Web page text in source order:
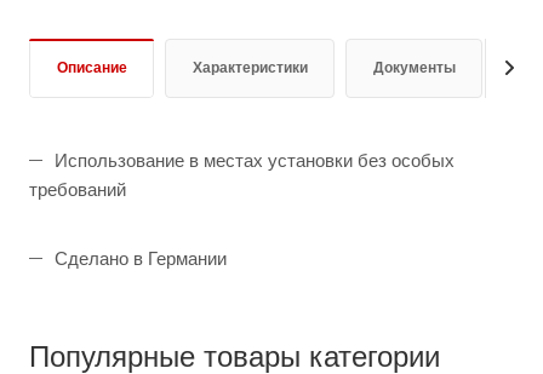
Описание Характеристики Документы
Использование в местах установки без особых
требований
Сделано в Германии
Популярные товары категории